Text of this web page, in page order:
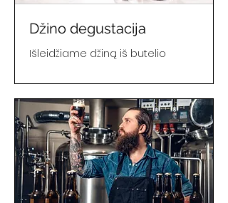
Džino degustacija
Išleidžiame džiną iš butelio